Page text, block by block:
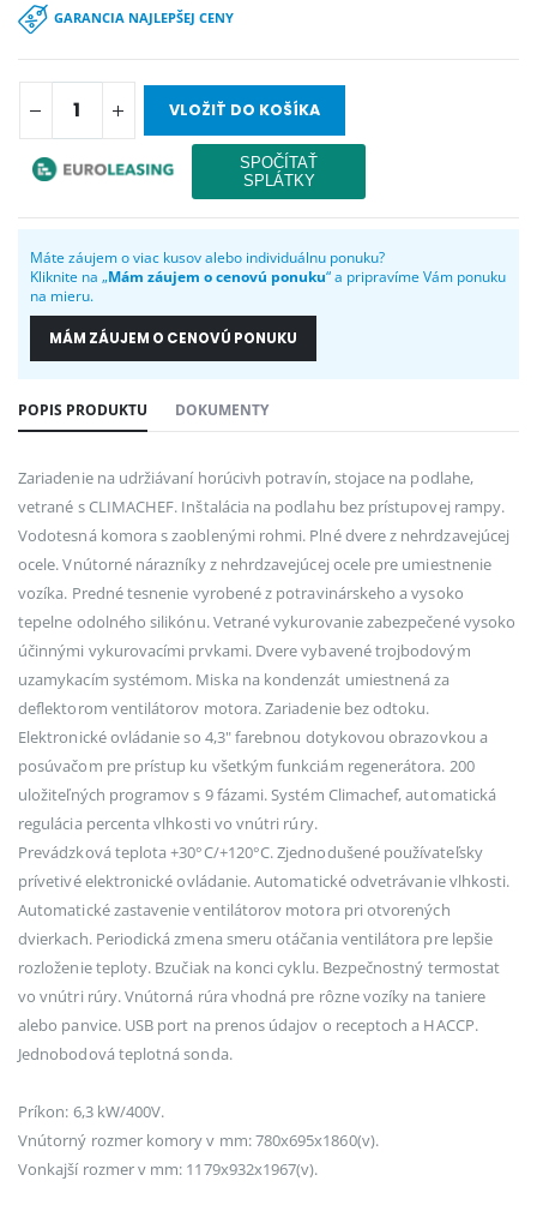
GARANCIA NAJLEPŠEJ CENY
VLOŽIŤ DO KOŠÍKA
Máte záujem o viac kusov alebo individuálnu ponuku?
Kliknite na „Mám záujem o cenovú ponuku“ a pripravíme Vám ponuku
na mieru.
MÁM ZÁUJEM O CENOVÚ PONUKU
POPIS PRODUKTU DOKUMENTY
Zariadenie na udržiávaní horúcivh potravín, stojace na podlahe,
vetrané s CLIMACHEF. Inštalácia na podlahu bez prístupovej rampy.
Vodotesná komora s zaoblenými rohmi. Plné dvere z nehrdzavejúcej
ocele. Vnútorné nárazníky z nehrdzavejúcej ocele pre umiestnenie
vozíka. Predné tesnenie vyrobené z potravinárskeho a vysoko
tepelne odolného silikónu. Vetrané vykurovanie zabezpečené vysoko
účinnými vykurovacími prvkami. Dvere vybavené trojbodovým
uzamykacím systémom. Miska na kondenzát umiestnená za
deflektorom ventilátorov motora. Zariadenie bez odtoku.
Elektronické ovládanie so 4,3" farebnou dotykovou obrazovkou a
posúvačom pre prístup ku všetkým funkciám regenerátora. 200
uložiteľných programov s 9 fázami. Systém Climachef, automatická
regulácia percenta vlhkosti vo vnútri rúry.
Prevádzková teplota +30°C/+120°C. Zjednodušené používateľsky
prívetivé elektronické ovládanie. Automatické odvetrávanie vlhkosti.
Automatické zastavenie ventilátorov motora pri otvorených
dvierkach. Periodická zmena smeru otáčania ventilátora pre lepšie
rozloženie teploty. Bzučiak na konci cyklu. Bezpečnostný termostat
vo vnútri rúry. Vnútorná rúra vhodná pre rôzne vozíky na taniere
alebo panvice. USB port na prenos údajov o receptoch a HACCP.
Jednobodová teplotná sonda.
Príkon: 6,3 kW/400V.
Vnútorný rozmer komory v mm: 780x695x1860(v).
Vonkajší rozmer v mm: 1179x932x1967(v).